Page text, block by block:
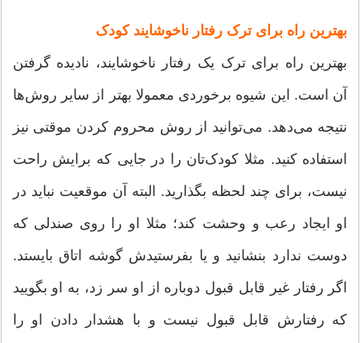
بهترین راه برای ترک رفتار ناخوشایند کودک
بهترین راه برای ترک یک رفتار ناخوشایند، نادیده گرفتن
آن است. این شیوه برخوردی معمولا بهتر از سایر روش‌ها
نتیجه می‌دهد. می‌توانید از روش محروم کردن موقتی نیز
استفاده کنید. مثلا کودک‌تان را در جایی که برایش راحت
نیست، برای چند لحظه بگذارید. البته آن موقعیت نباید در
او ایجاد رعب و وحشت کند؛ مثلا او را روی صندلی که
دوست ندارد بنشانید و یا بفرستیدش گوشه اتاق بایستد.
اگر رفتار غیر قابل قبول دوباره از او سر زد، به او بگویید
که رفتارش قابل قبول نیست و با هشدار دادن او را